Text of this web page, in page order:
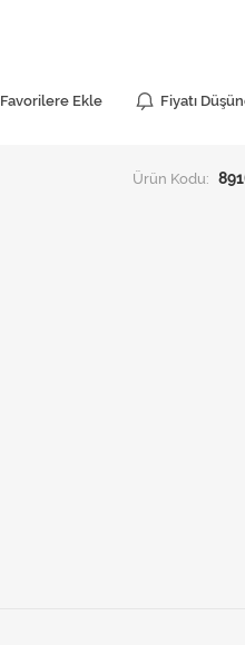
Favorilere Ekle Fiyatı
Ürün Kodu: